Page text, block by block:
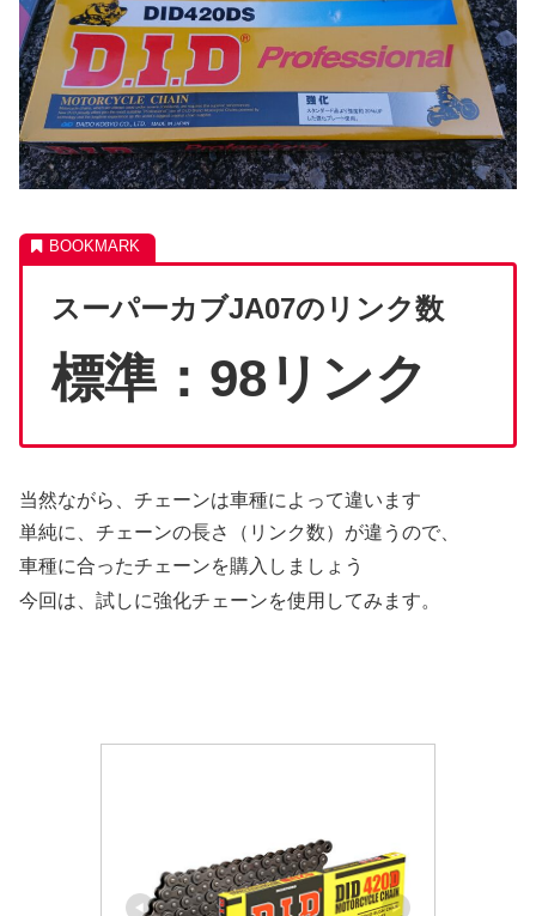
スーパーカブJA07のリンク数
標準：98リンク
当然ながら、チェーンは車種によって違います
単純に、チェーンの長さ（リンク数）が違うので、
車種に合ったチェーンを購入しましょう
今回は、試しに強化チェーンを使用してみます。